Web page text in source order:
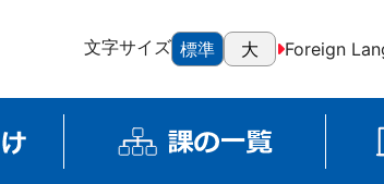
文字サイズ 標準 大 Foreign